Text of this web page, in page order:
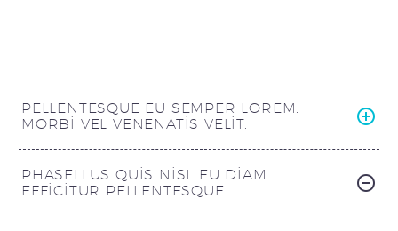
PELLENTESQUE EU SEMPER LOREM.
MORBI VEL VENENATIS VELIT.
PHASELLUS QUIS NISL EU DIAM
EFFICITUR PELLENTESQUE.